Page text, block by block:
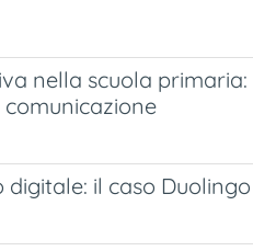
nella scuola
il caso Duolingo